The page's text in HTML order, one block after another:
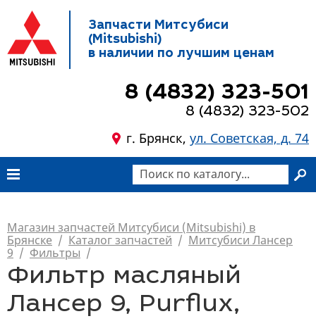
Запчасти Митсубиси
(Mitsubishi)
в наличии по лучшим ценам
8 (4832) 323-501
8 (4832) 323-502
г. Брянск, ул. Советская, д. 74
Магазин запчастей Митсубиси (Mitsubishi) в
Брянске / Каталог запчастей / Митсубиси Лансер
9 / Фильтры /
Фильтр масляный
Лансер 9, Purflux,